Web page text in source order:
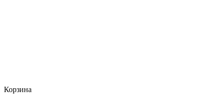
Корзина